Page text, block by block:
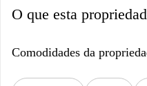
O que esta
Comodidades da